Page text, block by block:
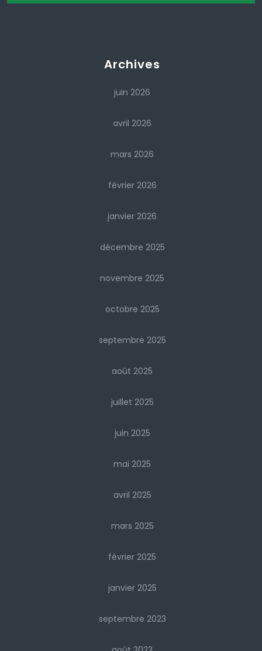
Archives
juin 2026
avril 2026
mars 2026
février 2026
janvier 2026
décembre 2025
novembre 2025
octobre 2025
septembre 2025
août 2025
juillet 2025
juin 2025
mai 2025
avril 2025
mars 2025
février 2025
janvier 2025
septembre 2023